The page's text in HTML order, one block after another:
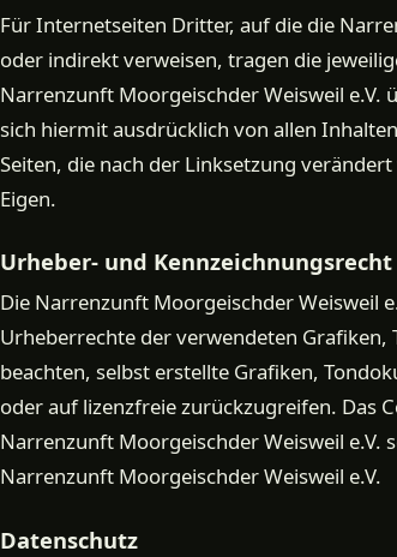
Für Internetseiten Dritter, auf die die
oder indirekt verweisen, tragen die
Narrenzunft Moorgeischder Weisweil
sich hiermit ausdrücklich von allen
Seiten, die nach der Linksetzung
Eigen.
Urheber- und Kennzeichnungsrecht
Die Narrenzunft Moorgeischder Weisweil
Urheberrechte der verwendeten Grafiken,
beachten, selbst erstellte Grafiken,
oder auf lizenzfreie zurückzugreifen. Das
Narrenzunft Moorgeischder Weisweil e.V.
Narrenzunft Moorgeischder Weisweil e.V.
Datenschutz